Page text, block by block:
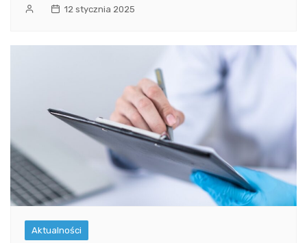
12 stycznia 2025
Aktualności